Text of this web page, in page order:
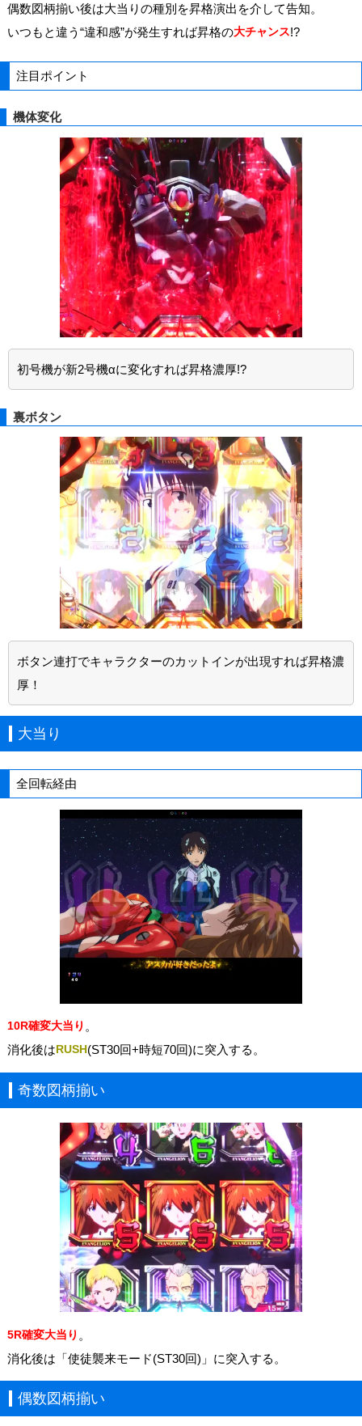
偶数図柄揃い後は大当りの種別を昇格演出を介して告知。
いつもと違う“違和感”が発生すれば昇格の大チャンス!?
注目ポイント
機体変化
初号機が新2号機αに変化すれば昇格濃厚!?
裏ボタン
ボタン連打でキャラクターのカットインが出現すれば昇格濃
厚！
大当り
全回転経由
10R確変大当り 。
消化後はRUSH(ST30回+時短70回)に突入する。
奇数図柄揃い
5R確変大当り 。
消化後は「使徒襲来モード(ST30回)」に突入する。
偶数図柄揃い